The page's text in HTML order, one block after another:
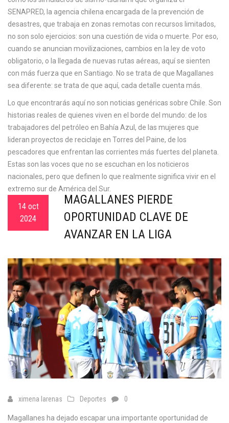
SENAPRED, la agencia chilena encargada de la prevención de
desastres, que trabaja en zonas remotas con recursos limitados,
no son solo ejercicios: son una cuestión de vida o muerte. Por eso,
cuando se anuncian movilizaciones, cambios en la ley de voto
obligatorio, o la llegada de nuevas rutas aéreas, aquí se sienten
con más fuerza que en Santiago. No se trata de que Magallanes
sea diferente: se trata de que aquí, cada detalle cuenta más.
Lo que encontrarás aquí no son noticias genéricas sobre Chile. Son
historias reales de quienes viven en el borde del mundo: de los
trabajadores del petróleo en Bahía Azul, de las mujeres que
lideran proyectos de reciclaje en Torres del Paine, de los
pescadores que enfrentan las corrientes más fuertes del planeta.
Estas son las voces que no se escuchan en los noticieros
nacionales, pero que definen lo que realmente significa vivir en el
extremo sur de América del Sur.
14 oct
2024
MAGALLANES PIERDE
OPORTUNIDAD CLAVE DE
AVANZAR EN LA LIGA
ximena larenas Deportes 0
Magallanes ha dejado escapar una importante oportunidad de